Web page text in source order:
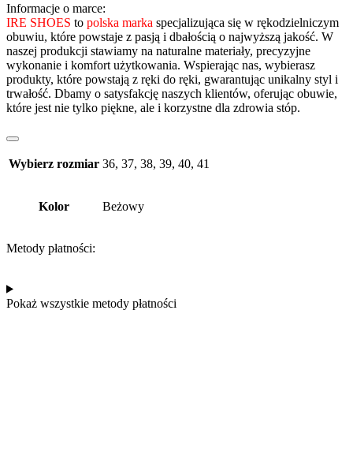
Informacje o marce:
IRE SHOES to polska marka specjalizująca się w rękodzielniczym
obuwiu, które powstaje z pasją i dbałością o najwyższą jakość. W
naszej produkcji stawiamy na naturalne materiały, precyzyjne
wykonanie i komfort użytkowania. Wspierając nas, wybierasz
produkty, które powstają z ręki do ręki, gwarantując unikalny styl i
trwałość. Dbamy o satysfakcję naszych klientów, oferując obuwie,
które jest nie tylko piękne, ale i korzystne dla zdrowia stóp.
Wybierz rozmiar 36, 37, 38, 39, 40, 41
Kolor Beżowy
Metody płatności:
Pokaż wszystkie metody płatności